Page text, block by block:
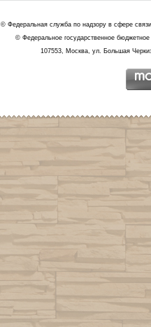
© Федеральная служба по надзору в сфере
© Федеральное государственное
107553, Москва, ул. Большая